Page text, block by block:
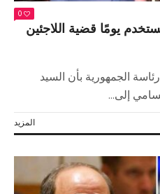
0
يومًا قضية اللاجئين
الجمهورية بأن السيد
إلى...
المزيد